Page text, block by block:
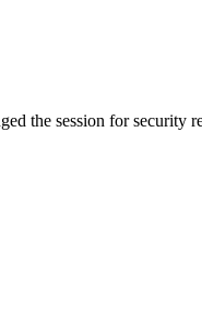
the session for security